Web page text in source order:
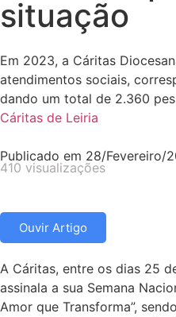
situação
Em 2023, a Cáritas
atendimentos sociais,
dando um total de 2.360
Cáritas de Leiria
Publicado em 28/Fevereiro/
410 visualizações
Ouvir Artigo
A Cáritas, entre os dias 25
assinala a sua Semana
Amor que Transforma”,